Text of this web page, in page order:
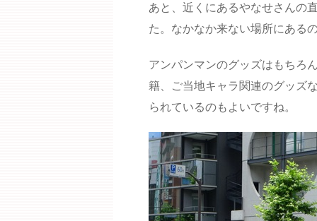
あと、近くにあるやなせさんの
た。なかなか来ない場所にある
アンパンマンのグッズはもちろ
籍、ご当地キャラ関連のグッズ
られているのもよいですね。